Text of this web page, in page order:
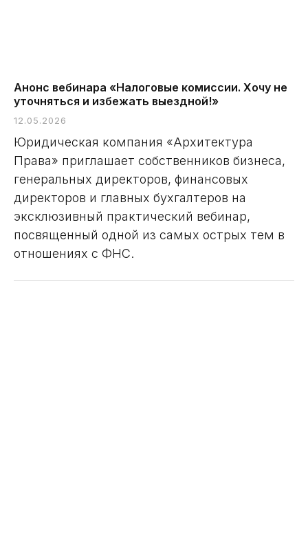
Анонс вебинара «Налоговые комиссии. Хочу не
уточняться и избежать выездной!»
12.05.2026
Юридическая компания «Архитектура
Права» приглашает собственников бизнеса,
генеральных директоров, финансовых
директоров и главных бухгалтеров на
эксклюзивный практический вебинар,
посвященный одной из самых острых тем в
отношениях с ФНС.